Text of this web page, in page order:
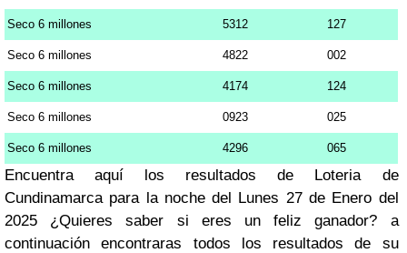
Seco 6 millones 5312 127
Seco 6 millones 4822 002
Seco 6 millones 4174 124
Seco 6 millones 0923 025
Seco 6 millones 4296 065
Encuentra aquí los resultados de Loteria de
Cundinamarca para la noche del Lunes 27 de Enero del
2025 ¿Quieres saber si eres un feliz ganador? a
continuación encontraras todos los resultados de su